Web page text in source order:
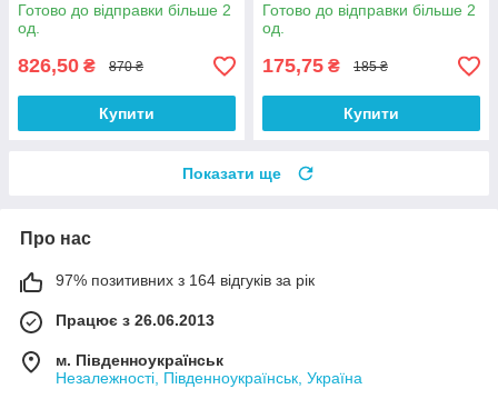
Готово до відправки більше 2
од.
826,50 ₴ 870 ₴
Купити
Готово до відправки більше 2
од.
175,75 ₴ 185 ₴
Купити
Показати ще
Про нас
97% позитивних з 164 відгуків за рік
Працює з 26.06.2013
м. Південноукраїнськ
Незалежності, Південноукраїнськ, Україна